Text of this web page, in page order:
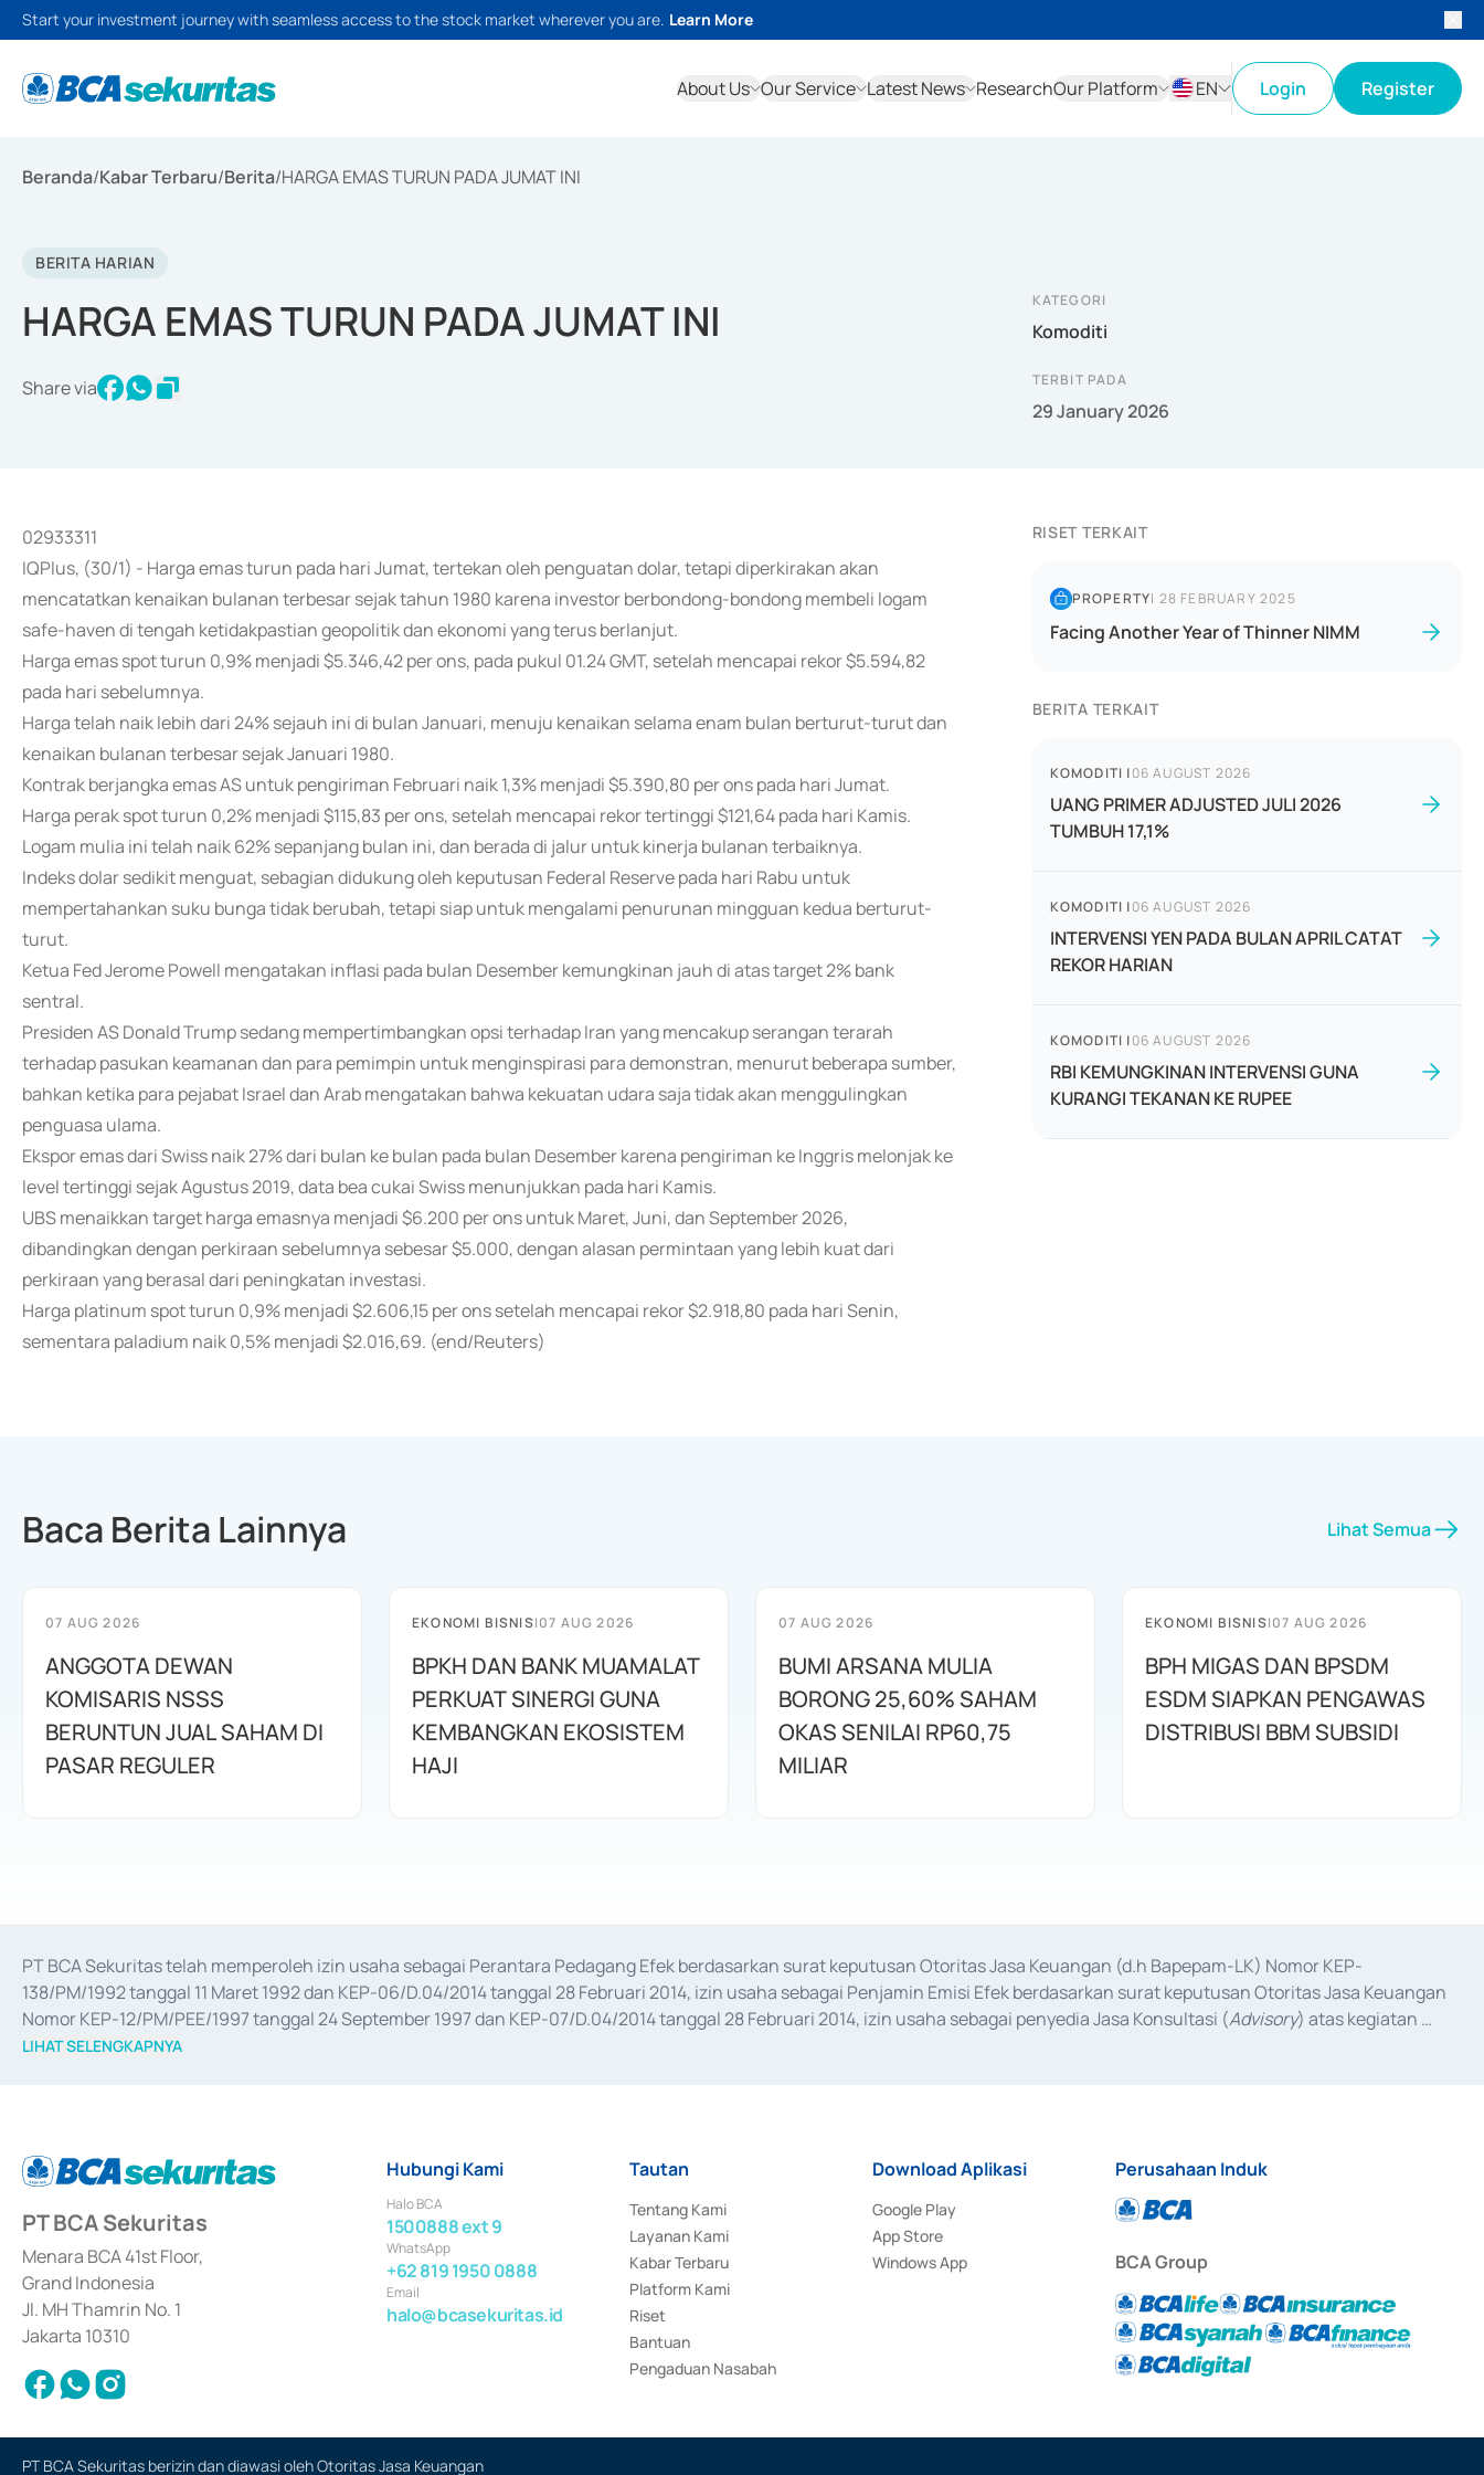
Start your investment journey with seamless access to the stock market wherever you are. Learn More
About Us Our Service Latest News ResearchOur Platform
EN
Login Register
Beranda/Kabar Terbaru/Berita/HARGA EMAS TURUN PADA JUMAT INI
BERITA HARIAN
HARGA EMAS TURUN PADA JUMAT INI
Share via
KATEGORI
Komoditi
TERBIT PADA
29 January 2026
02933311
IQPlus, (30/1) - Harga emas turun pada hari Jumat, tertekan oleh penguatan dolar, tetapi diperkirakan akan
mencatatkan kenaikan bulanan terbesar sejak tahun 1980 karena investor berbondong-bondong membeli logam
safe-haven di tengah ketidakpastian geopolitik dan ekonomi yang terus berlanjut.
Harga emas spot turun 0,9% menjadi $5.346,42 per ons, pada pukul 01.24 GMT, setelah mencapai rekor $5.594,82
pada hari sebelumnya.
Harga telah naik lebih dari 24% sejauh ini di bulan Januari, menuju kenaikan selama enam bulan berturut-turut dan
kenaikan bulanan terbesar sejak Januari 1980.
Kontrak berjangka emas AS untuk pengiriman Februari naik 1,3% menjadi $5.390,80 per ons pada hari Jumat.
Harga perak spot turun 0,2% menjadi $115,83 per ons, setelah mencapai rekor tertinggi $121,64 pada hari Kamis.
Logam mulia ini telah naik 62% sepanjang bulan ini, dan berada di jalur untuk kinerja bulanan terbaiknya.
Indeks dolar sedikit menguat, sebagian didukung oleh keputusan Federal Reserve pada hari Rabu untuk
mempertahankan suku bunga tidak berubah, tetapi siap untuk mengalami penurunan mingguan kedua berturut-
turut.
Ketua Fed Jerome Powell mengatakan inflasi pada bulan Desember kemungkinan jauh di atas target 2% bank
sentral.
Presiden AS Donald Trump sedang mempertimbangkan opsi terhadap Iran yang mencakup serangan terarah
terhadap pasukan keamanan dan para pemimpin untuk menginspirasi para demonstran, menurut beberapa sumber,
bahkan ketika para pejabat Israel dan Arab mengatakan bahwa kekuatan udara saja tidak akan menggulingkan
penguasa ulama.
Ekspor emas dari Swiss naik 27% dari bulan ke bulan pada bulan Desember karena pengiriman ke Inggris melonjak ke
level tertinggi sejak Agustus 2019, data bea cukai Swiss menunjukkan pada hari Kamis.
UBS menaikkan target harga emasnya menjadi $6.200 per ons untuk Maret, Juni, dan September 2026,
dibandingkan dengan perkiraan sebelumnya sebesar $5.000, dengan alasan permintaan yang lebih kuat dari
perkiraan yang berasal dari peningkatan investasi.
Harga platinum spot turun 0,9% menjadi $2.606,15 per ons setelah mencapai rekor $2.918,80 pada hari Senin,
sementara paladium naik 0,5% menjadi $2.016,69. (end/Reuters)
RISET TERKAIT
PROPERTY| 28 FEBRUARY 2025
Facing Another Year of Thinner NIMM
BERITA TERKAIT
KOMODITI |06 AUGUST 2026
UANG PRIMER ADJUSTED JULI 2026
TUMBUH 17,1%
KOMODITI |06 AUGUST 2026
INTERVENSI YEN PADA BULAN APRIL CATAT
REKOR HARIAN
KOMODITI |06 AUGUST 2026
RBI KEMUNGKINAN INTERVENSI GUNA
KURANGI TEKANAN KE RUPEE
Baca Berita Lainnya Lihat Semua
07 AUG 2026
ANGGOTA DEWAN
KOMISARIS NSSS
BERUNTUN JUAL SAHAM DI
PASAR REGULER
EKONOMI BISNIS|07 AUG 2026
BPKH DAN BANK MUAMALAT
PERKUAT SINERGI GUNA
KEMBANGKAN EKOSISTEM
HAJI
07 AUG 2026
BUMI ARSANA MULIA
BORONG 25,60% SAHAM
OKAS SENILAI RP60,75
MILIAR
EKONOMI BISNIS|07 AUG 2026
BPH MIGAS DAN BPSDM
ESDM SIAPKAN PENGAWAS
DISTRIBUSI BBM SUBSIDI
PT BCA Sekuritas telah memperoleh izin usaha sebagai Perantara Pedagang Efek berdasarkan surat keputusan Otoritas Jasa Keuangan (d.h Bapepam-LK) Nomor KEP-
138/PM/1992 tanggal 11 Maret 1992 dan KEP-06/D.04/2014 tanggal 28 Februari 2014, izin usaha sebagai Penjamin Emisi Efek berdasarkan surat keputusan Otoritas Jasa Keuangan
Nomor KEP-12/PM/PEE/1997 tanggal 24 September 1997 dan KEP-07/D.04/2014 tanggal 28 Februari 2014, izin usaha sebagai penyedia Jasa Konsultasi (Advisory) atas kegiatan
merger, akuisisi, divestasi, dan
LIHAT SELENGKAPNYA
PT BCA Sekuritas
Menara BCA 41st Floor,
Grand Indonesia
Jl. MH Thamrin No. 1
Jakarta 10310
Hubungi Kami
Halo BCA
1500888 ext 9
WhatsApp
+62 819 1950 0888
Email
halo@bcasekuritas.id
Tautan
Tentang Kami
Layanan Kami
Kabar Terbaru
Platform Kami
Riset
Bantuan
Pengaduan Nasabah
Download Aplikasi
Google Play
App Store
Windows App
Perusahaan Induk
BCA Group
PT BCA Sekuritas berizin dan diawasi oleh Otoritas Jasa Keuangan